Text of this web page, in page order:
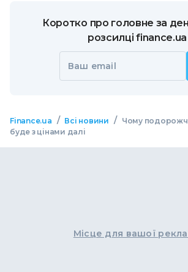
Коротко про головне за
розсилці finance.ua
Ваш email
Finance.ua / Всі новини /
Чому
буде з цінами далі
Місце для вашої